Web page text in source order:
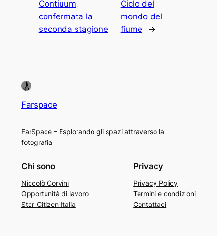
Contiuum,
confermata la
seconda stagione
Ciclo del
mondo del
fiume
→
Farspace
FarSpace – Esplorando gli spazi attraverso la
fotografia
Chi sono
Niccolò Corvini
Opportunità di lavoro
Star-Citizen Italia
Privacy
Privacy Policy
Termini e condizioni
Contattaci